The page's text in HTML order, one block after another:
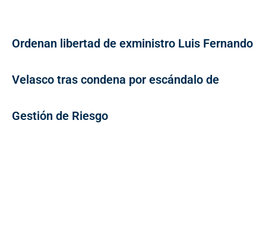
Ordenan libertad de exministro Luis Fernando
Velasco tras condena por escándalo de
Gestión de Riesgo